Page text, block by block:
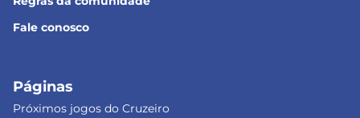
Fale conosco
Páginas
Próximos jogos do Cruzeiro